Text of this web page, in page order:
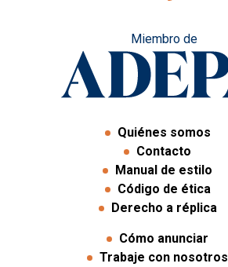
Miembro de
Quiénes somos
Contacto
Manual de estilo
Código de ética
Derecho a réplica
Cómo anunciar
Trabaje con nosotros